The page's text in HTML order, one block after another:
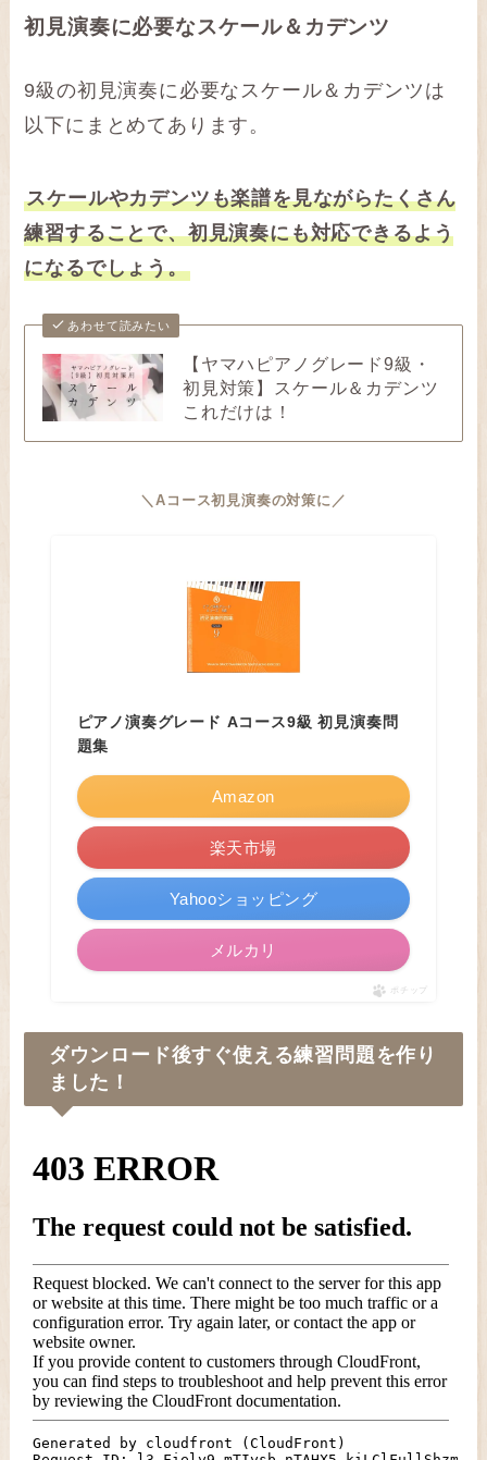
初見演奏に必要なスケール＆カデンツ
9級の初見演奏に必要なスケール＆カデンツは
以下にまとめてあります。
スケールやカデンツも楽譜を見ながらたくさん
練習することで、初見演奏にも対応できるよう
になるでしょう。
あわせて読みたい
【ヤマハピアノグレード9級・
初見対策】スケール＆カデンツ
これだけは！
＼Aコース初見演奏の対策に／
ピアノ演奏グレード Aコース9級 初見演奏問
題集
Amazon
楽天市場
Yahooショッピング
メルカリ
ポチップ
ダウンロード後すぐ使える練習問題を作り
ました！